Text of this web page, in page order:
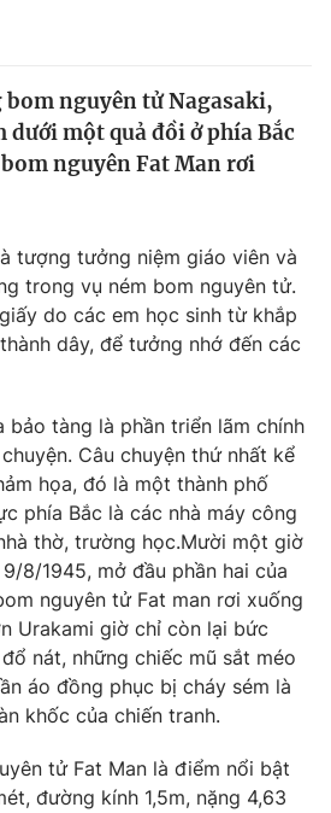
lai
nguyên tử Nagasaki,
dưới một quả đồi ở phía Bắc
nguyên Fat Man rơi
tượng tưởng niệm giáo viên và
trong vụ ném bom nguyên tử.
do các em học sinh từ khắp
dây, để tưởng nhớ đến các
bảo tàng là phần triển lãm chính
Câu chuyện thứ nhất kể
họa, đó là một thành phố
phía Bắc là các nhà máy công
thờ, trường học.Mười một giờ
8/1945, mở đầu phần hai của
nguyên tử Fat man rơi xuống
Urakami giờ chỉ còn lại bức
nát, những chiếc mũ sắt méo
áo đồng phục bị cháy sém là
khốc của chiến tranh.
tử Fat Man là điểm nổi bật
đường kính 1,5m, nặng 4,63